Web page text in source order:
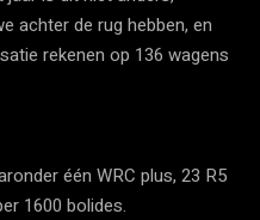
achter de rug hebben, en
rekenen op 136 wagens
één WRC plus, 23 R5
1600 bolides.